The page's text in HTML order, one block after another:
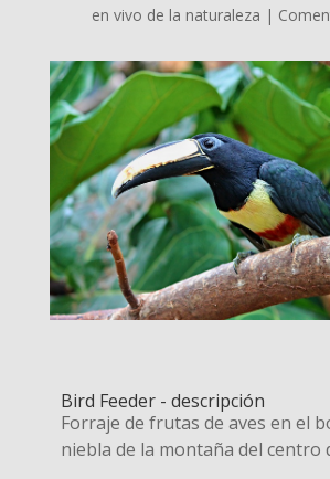
en vivo de la naturaleza |
Bird Feeder - descripción
Forraje de frutas de aves en el
niebla de la montaña del centro